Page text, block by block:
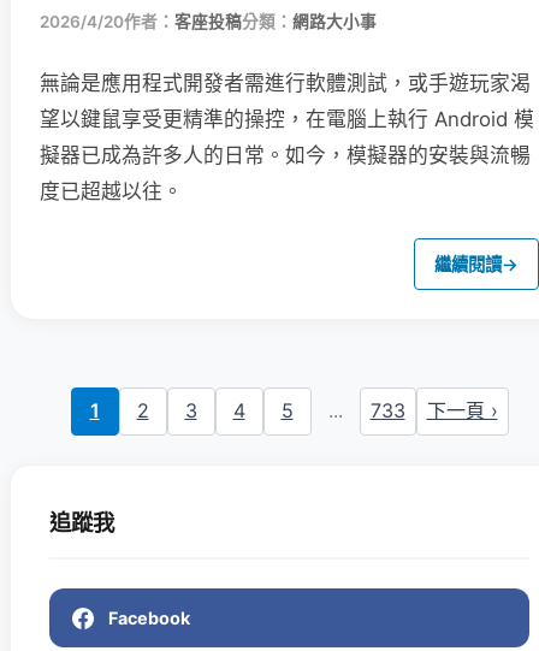
2026/4/20作者： 客座投稿分類： 網路大小事
無論是應用程式開發者需進行軟體測試，或手遊玩家渴
望以鍵鼠享受更精準的操控，在電腦上執行 Android 模
擬器已成為許多人的日常。如今，模擬器的安裝與流暢
度已超越以往。
繼續閱讀→
1 2 3 4 5 ... 733 下一頁 ›
追蹤我
Facebook